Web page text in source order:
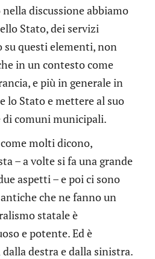
discussione abbiamo
Stato, dei servizi
questi elementi, non
in un contesto come
e più in generale in
lo Stato e mettere al suo
di comuni municipali.
come molti dicono,
– a volte si fa una grande
aspetti – e poi ci sono
che ne fanno un
statale è
e potente. Ed è
destra e dalla sinistra.